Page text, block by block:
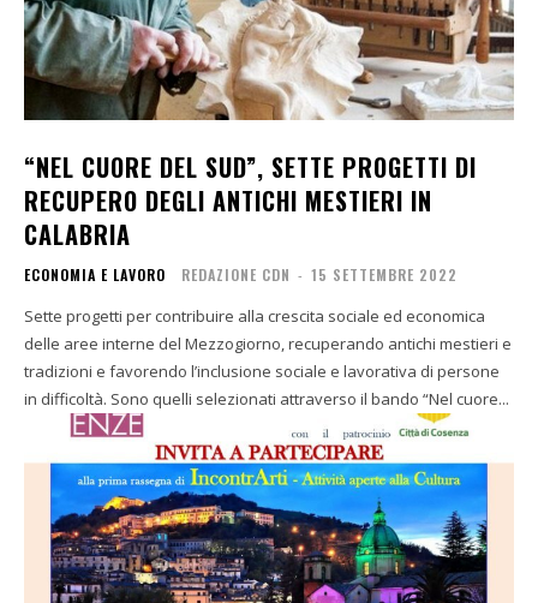
“NEL CUORE DEL SUD”, SETTE PROGETTI DI
RECUPERO DEGLI ANTICHI MESTIERI IN
CALABRIA
ECONOMIA E LAVORO REDAZIONE CDN - 15 SETTEMBRE 2022
Sette progetti per contribuire alla crescita sociale ed economica
delle aree interne del Mezzogiorno, recuperando antichi mestieri e
tradizioni e favorendo l’inclusione sociale e lavorativa di persone
in difficoltà. Sono quelli selezionati attraverso il bando “Nel cuore...